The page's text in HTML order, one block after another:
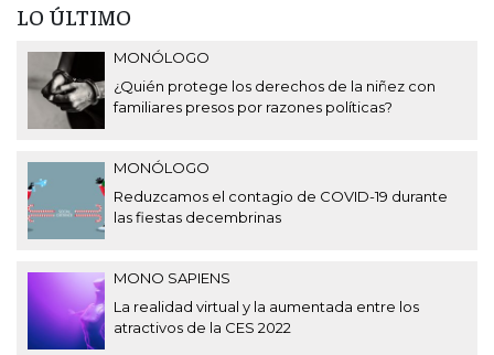
LO ÚLTIMO
MONÓLOGO
¿Quién protege los derechos de la niñez con
familiares presos por razones políticas?
MONÓLOGO
Reduzcamos el contagio de COVID-19 durante
las fiestas decembrinas
MONO SAPIENS
La realidad virtual y la aumentada entre los
atractivos de la CES 2022